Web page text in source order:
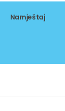
Namještaj